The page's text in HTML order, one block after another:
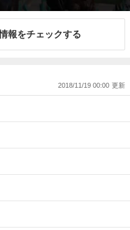
報をチェックする
2018/11/19 00:00